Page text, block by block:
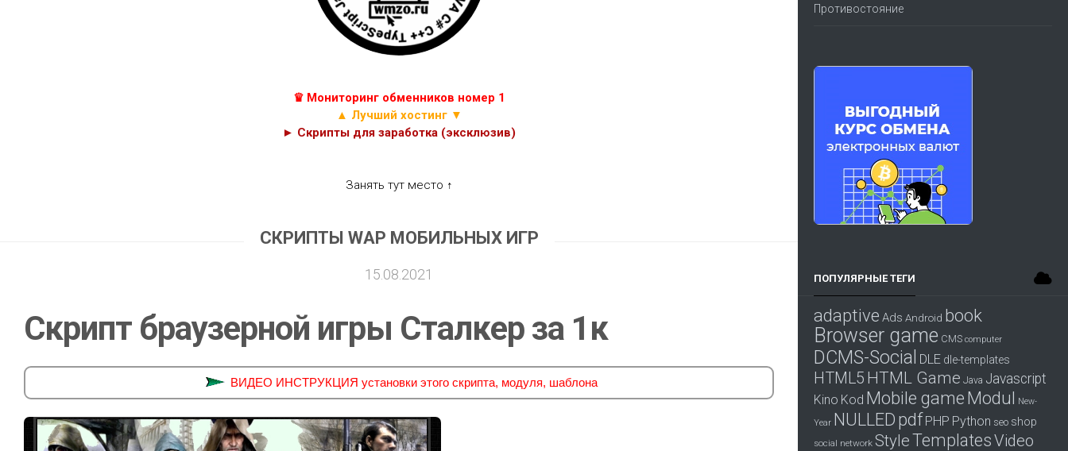
ИГР
СКРИПТЫ
ЭКОНОМИЧЕСКИХ
♛ Мониторинг обменников номер 1
▲ Лучший хостинг ▼
► Скрипты для заработка (эксклюзив)
Занять тут место ↑
СКРИПТЫ WAP МОБИЛЬНЫХ ИГР
15.08.2021
Скрипт браузерной игры Сталкер за 1к
ВИДЕО ИНСТРУКЦИЯ установки этого скрипта, модуля, шаблона
Противостояние
ПОПУЛЯРНЫЕ ТЕГИ
adaptive Ads Android book
Browser game CMS computer
DCMS-Social DLE dle-templates
HTML5 HTML Game Java Javascript
Kino Kod Mobile gameModul New-
Year NULLED pdf PHP Python seo shop
social network StyleTemplatesVideo